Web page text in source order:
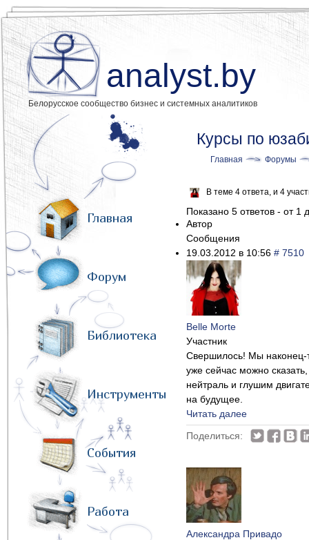
analyst.by
Белорусское сообщество бизнес и системных аналитиков
Главная
Форум
Библиотека
Инструменты
События
Работа
Курсы по
Главная Форумы
В теме 4 ответа, и 4
Показано 5 ответов - от 1
Автор
Сообщения
19.03.2012 в 10:56 # 7510
Belle Morte
Участник
Свершилось! Мы наконец-
уже сейчас можно
нейтраль и глушим
на будущее.
Читать далее
Поделиться:
Александра Привадо